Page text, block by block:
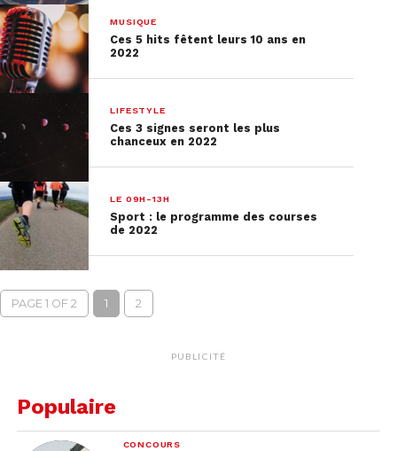
MUSIQUE
Ces 5 hits fêtent leurs 10 ans en
2022
LIFESTYLE
Ces 3 signes seront les plus
chanceux en 2022
LE 09H-13H
Sport : le programme des courses
de 2022
PAGE 1 OF 2 1 2
PUBLICITÉ
Populaire
CONCOURS